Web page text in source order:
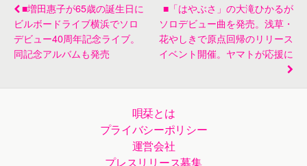
■増田惠子が65歳の誕生日に
ビルボードライブ横浜でソロ
デビュー40周年記念ライブ。
同記念アルバムも発売
■「はやぶさ」の大滝ひかるが
ソロデビュー曲を発売。浅草・
花やしきで原点回帰のリリース
イベント開催。ヤマトが応援に
唄栞とは
プライバシーポリシー
運営会社
プレスリリース募集